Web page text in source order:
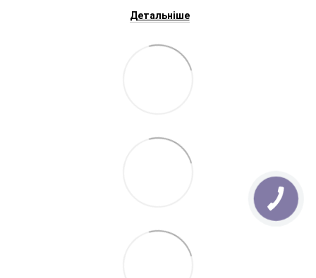
Детальніше